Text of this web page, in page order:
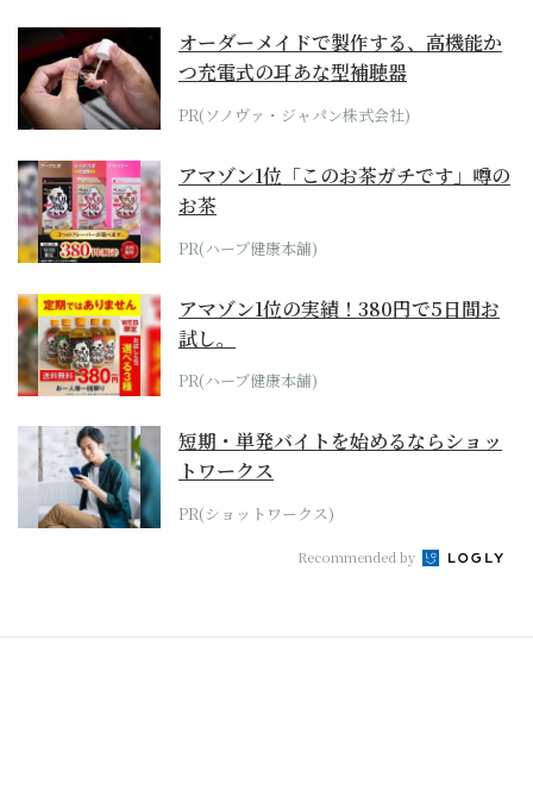
オーダーメイドで製作する、高機能か
つ充電式の耳あな型補聴器
PR(ソノヴァ・ジャパン株式会社)
アマゾン1位「このお茶ガチです」噂の
お茶
PR(ハーブ健康本舗)
アマゾン1位の実績！380円で5日間お
試し。
PR(ハーブ健康本舗)
短期・単発バイトを始めるならショッ
トワークス
PR(ショットワークス)
Recommended by